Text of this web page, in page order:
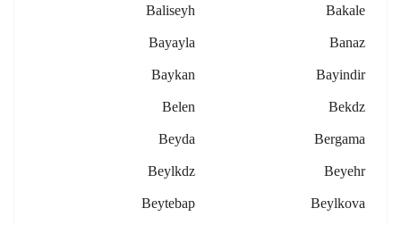
Bakale
Baliseyh
Banaz
Bayayla
Bayindir
Baykan
Bekdz
Belen
Bergama
Beyda
Beyehr
Beylkdz
Beylkova
Beytebap